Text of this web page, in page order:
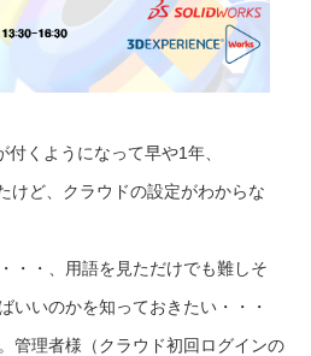
くようになって早や1年、
けど、クラウドの設定がわからな
・・、用語を見ただけでも難しそ
いいのかを知っておきたい・・・
管理者様（クラウド初回ログインの